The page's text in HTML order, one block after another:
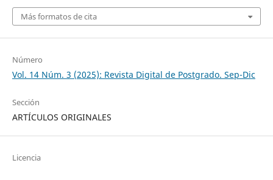
Más formatos de cita
Número
Vol. 14 Núm. 3 (2025): Revista Digital de Postgrado. Sep-Dic
Sección
ARTÍCULOS ORIGINALES
Licencia